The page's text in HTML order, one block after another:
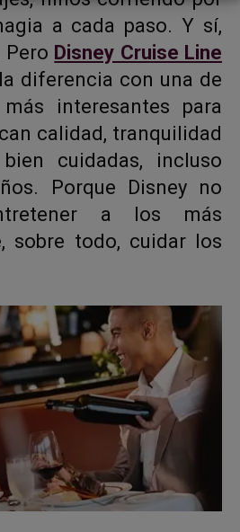
a cada paso. Y sí,
Disney Cruise Line
diferencia con una de
interesantes para
calidad, tranquilidad
cuidadas, incluso
Porque Disney no
a los más
sobre todo, cuidar los